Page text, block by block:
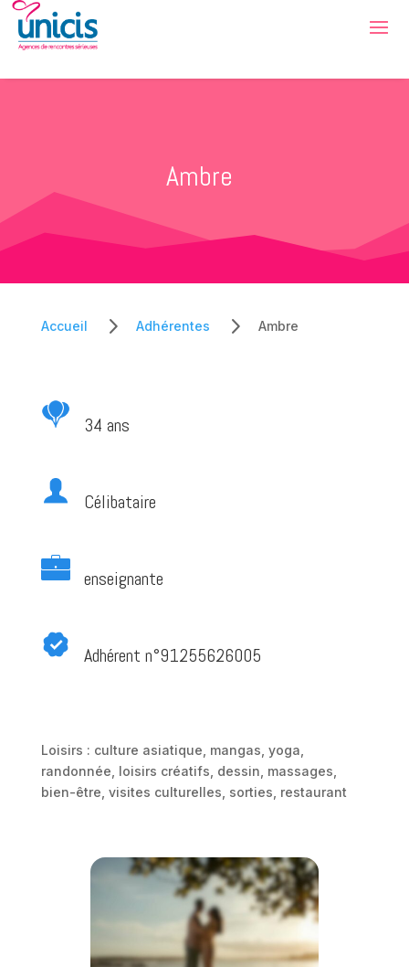
Ambre
Accueil 5 Adhérentes 5 Ambre
34 ans
Célibataire
enseignante
Adhérent n°91255626005
Loisirs : culture asiatique, mangas, yoga,
randonnée, loisirs créatifs, dessin, massages,
bien-être, visites culturelles, sorties, restaurant